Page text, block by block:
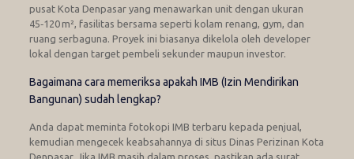
pusat Kota Denpasar yang menawarkan unit dengan ukuran
45‑120 m², fasilitas bersama seperti kolam renang, gym, dan
ruang serbaguna. Proyek ini biasanya dikelola oleh developer
lokal dengan target pembeli sekunder maupun investor.
Bagaimana cara memeriksa apakah IMB (Izin Mendirikan
Bangunan) sudah lengkap?
Anda dapat meminta fotokopi IMB terbaru kepada penjual,
kemudian mengecek keabsahannya di situs Dinas Perizinan Kota
Denpasar. Jika IMB masih dalam proses, pastikan ada surat